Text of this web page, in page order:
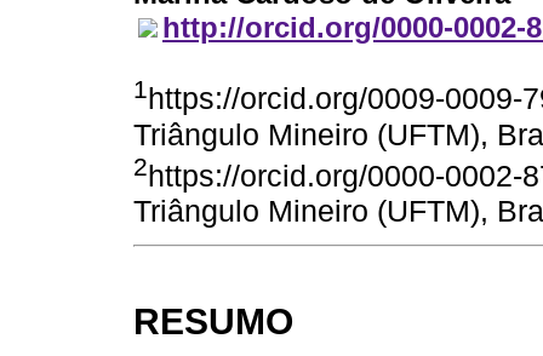
http://orcid.org/0000-0002-
1https://orcid.org/0009-0009-
Triângulo Mineiro (UFTM),
2https://orcid.org/0000-0002-
Triângulo Mineiro (UFTM),
RESUMO